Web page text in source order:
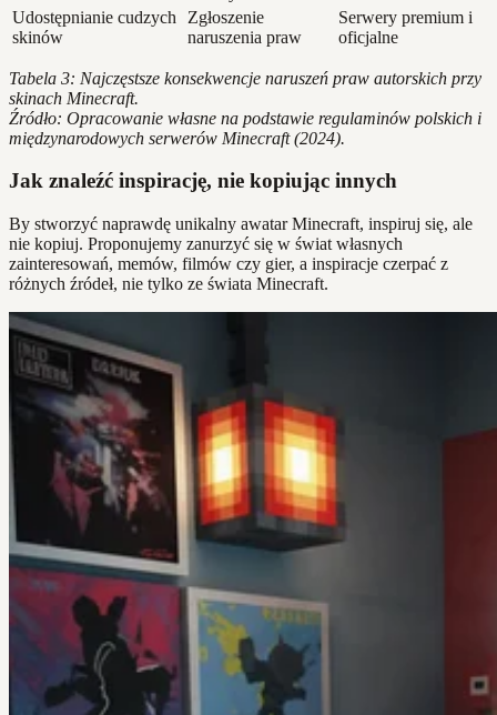
Udostępnianie cudzych
skinów
Zgłoszenie
naruszenia praw
Serwery premium i
oficjalne
Tabela 3: Najczęstsze konsekwencje naruszeń praw autorskich przy
skinach Minecraft.
Źródło: Opracowanie własne na podstawie regulaminów polskich i
międzynarodowych serwerów Minecraft (2024).
Jak znaleźć inspirację, nie kopiując innych
By stworzyć naprawdę unikalny awatar Minecraft, inspiruj się, ale
nie kopiuj. Proponujemy zanurzyć się w świat własnych
zainteresowań, memów, filmów czy gier, a inspiracje czerpać z
różnych źródeł, nie tylko ze świata Minecraft.